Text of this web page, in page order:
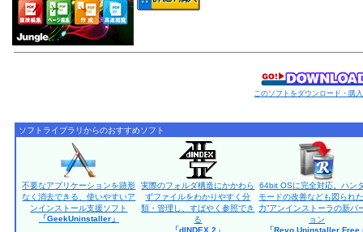
このソフトをダウンロード・購
ソフトライブラリからのおすすめソフト
不要なアプリケーションを跡形
なく消去できる、使いやすいア
ンインストール支援ソフト
「GeekUninstaller」
実際のフォルダ構造にかかわら
ずファイルをわかりやすく分
類・管理し、すばやく参照でき
る
「dINDEX.2」
64bit OSに完全対応。ハン
モードの改善なども図られ
力”アンインストーラの新バ
ョン
「Revo Uninstaller Free